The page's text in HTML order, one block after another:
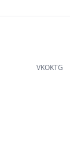
VKOKTG